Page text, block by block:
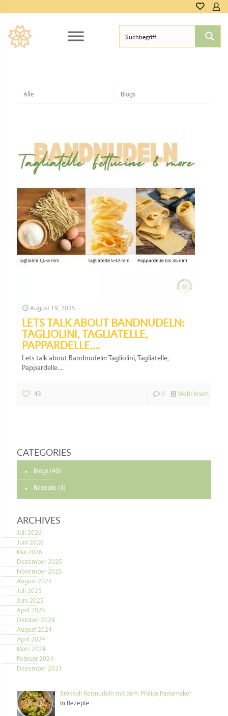
Alle Blogs
August 19, 2025
LETS TALK ABOUT BANDNUDELN:
TAGLIOLINI, TAGLIATELLE,
PAPPARDELLE….
Lets talk about Bandnudeln: Tagliolini, Tagliatelle,
Pappardelle....
43 0 Mehr lesen
CATEGORIES
Blogs (40)
Rezepte (4)
ARCHIVES
Juli 2026
Juni 2026
Mai 2026
Dezember 2025
November 2025
August 2025
Juli 2025
Juni 2025
April 2025
Oktober 2024
August 2024
April 2024
März 2024
Februar 2024
Dezember 2021
Brokkoli Reisnudeln mit dem Philips Pastamaker
In Rezepte